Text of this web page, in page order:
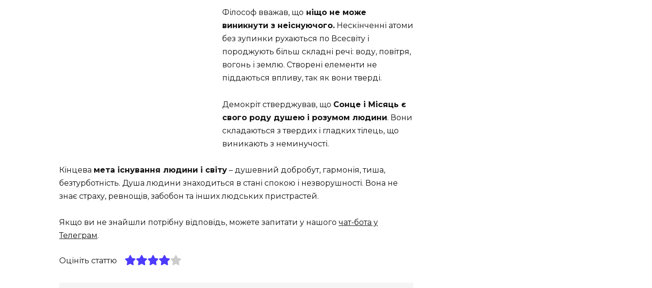
Філософ вважав, що ніщо не може
виникнути з неіснуючого. Нескінченні атоми
без зупинки рухаються по Всесвіту і
породжують більш складні речі: воду, повітря,
вогонь і землю. Створені елементи не
піддаються впливу, так як вони тверді.
Демокріт стверджував, що Сонце і Місяць є
свого роду душею і розумом людини. Вони
складаються з твердих і гладких тілець, що
виникають з неминучості.
Кінцева мета існування людини і світу – душевний добробут, гармонія, тиша,
безтурботність. Душа людини знаходиться в стані спокою і незворушності. Вона не
знає страху, ревнощів, забобон та інших людських пристрастей.
Якщо ви не знайшли потрібну відповідь, можете запитати у нашого чат-бота у
Телеграм.
Оцініть статтю